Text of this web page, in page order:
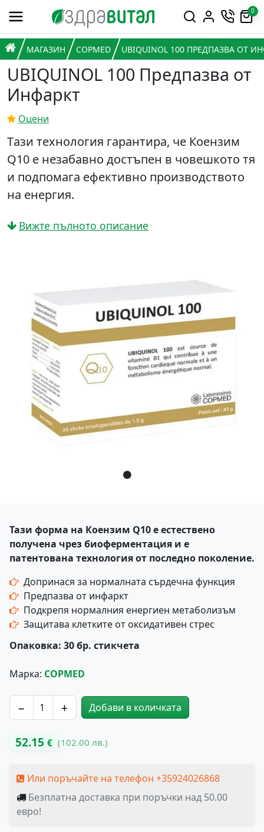
Премини към съдържанието
Горна навигация
0
Главна навигация
НАЧАЛО
МАГАЗИН COPMED UBIQUINOL 100 ПРЕДПАЗВА ОТ
UBIQUINOL 100 Предпазва от
Инфаркт
Оцени
Tази технология гарантира, че Коензим
Q10 е незабавно достъпен в човешкото тя
и подпомага ефективно производството
на енергия.
Вижте пълното описание
Тази форма на Коензим Q10 е естествено
получена чрез биоферментация и е
патентована технология от последно поколение.
Допринася за нормалната сърдечна функция
Предпазва от инфаркт
Подкрепя нормалния енергиен метаболизъм
Защитава клетките от оксидативен стрес
Опаковка: 30 бр. стикчета
Марка: COPMED
количество за UBIQUINOL 100 Предпазва от Инфаркт
− + Добави в количката
52.15 € (102.00 лв.)
Или поръчайте на телефон +35924026868
Безплатна доставка при поръчки над 50.00
евро!